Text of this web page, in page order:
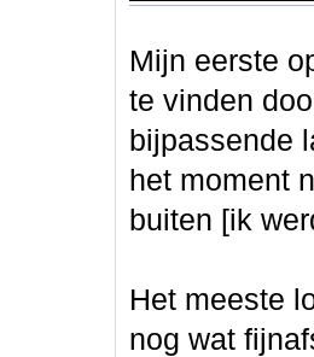
Mijn eerste
te vinden
bijpassende
het moment
buiten [ik
Het meeste
nog wat